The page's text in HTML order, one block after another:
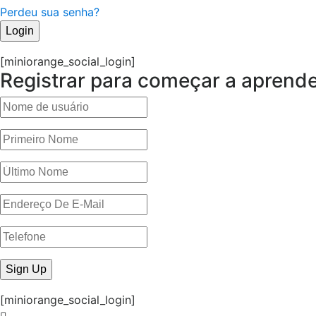
Perdeu sua senha?
[miniorange_social_login]
Registrar para começar a
[miniorange_social_login]